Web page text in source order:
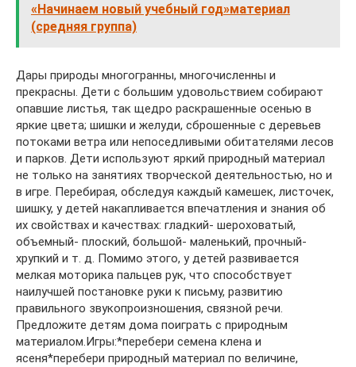
«Начинаем новый учебный год»материал
(средняя группа)
Дары природы многогранны, многочисленны и
прекрасны. Дети с большим удовольствием собирают
опавшие листья, так щедро раскрашенные осенью в
яркие цвета; шишки и желуди, сброшенные с деревьев
потоками ветра или непоседливыми обитателями лесов
и парков. Дети используют яркий природный материал
не только на занятиях творческой деятельностью, но и
в игре. Перебирая, обследуя каждый камешек, листочек,
шишку, у детей накапливается впечатления и знания об
их свойствах и качествах: гладкий- шероховатый,
объемный- плоский, большой- маленький, прочный-
хрупкий и т. д. Помимо этого, у детей развивается
мелкая моторика пальцев рук, что способствует
наилучшей постановке руки к письму, развитию
правильного звукопроизношения, связной речи.
Предложите детям дома поиграть с природным
материалом.Игры:*перебери семена клена и
ясеня*перебери природный материал по величине,